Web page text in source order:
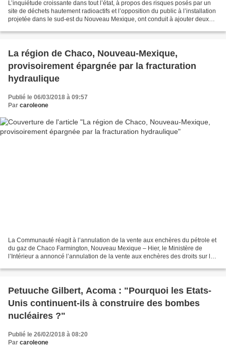
L’inquiétude croissante dans tout l’état, à propos des risques posés par un
site de déchets hautement radioactifs et l’opposition du public à l’installation
projetée dans le sud-est du Nouveau Mexique, ont conduit à ajouter deux
La région de Chaco, Nouveau-Mexique,
provisoirement épargnée par la fracturation
hydraulique
Publié le 06/03/2018 à 09:57
Par caroleone
La Communauté réagit à l’annulation de la vente aux enchères du pétrole et
du gaz de Chaco Farmington, Nouveau Mexique – Hier, le Ministère de
l’Intérieur a annoncé l’annulation de la vente aux enchères des droits sur le
Petuuche Gilbert, Acoma : "Pourquoi les Etats-
Unis continuent-ils à construire des bombes
nucléaires ?"
Publié le 26/02/2018 à 08:20
Par caroleone